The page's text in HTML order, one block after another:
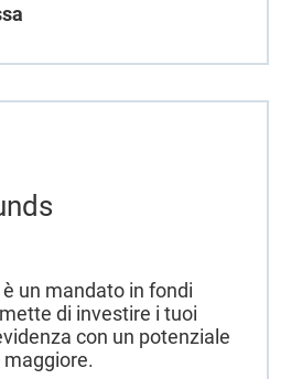
un mandato in fondi
di investire i tuoi
con un potenziale